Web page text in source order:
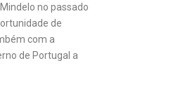
no passado
de
com a
de Portugal a